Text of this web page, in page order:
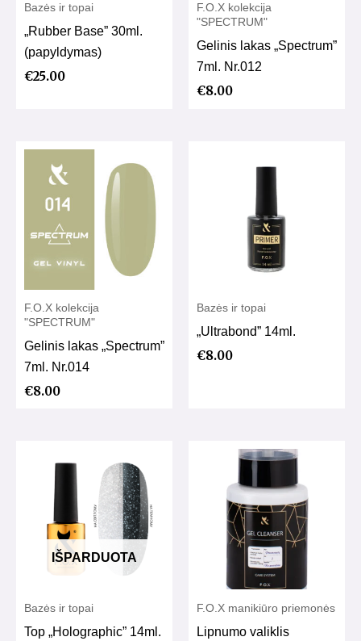
Bazės ir topai
„Rubber Base” 30ml.
(papyldymas)
€25.00
F.O.X kolekcija
"SPECTRUM"
Gelinis lakas „Spectrum”
7ml. Nr.012
€8.00
F.O.X kolekcija
"SPECTRUM"
Gelinis lakas „Spectrum”
7ml. Nr.014
€8.00
Bazės ir topai
„Ultrabond” 14ml.
€8.00
IŠPARDUOTA
Bazės ir topai
Top „Holographic” 14ml.
F.O.X manikiūro priemonės
Lipnumo valiklis